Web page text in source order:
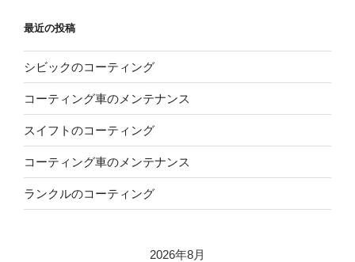
最近の投稿
シビックのコーティング
コーティング車のメンテナンス
スイフトのコーティング
コーティング車のメンテナンス
ランクルのコーティング
2026年8月